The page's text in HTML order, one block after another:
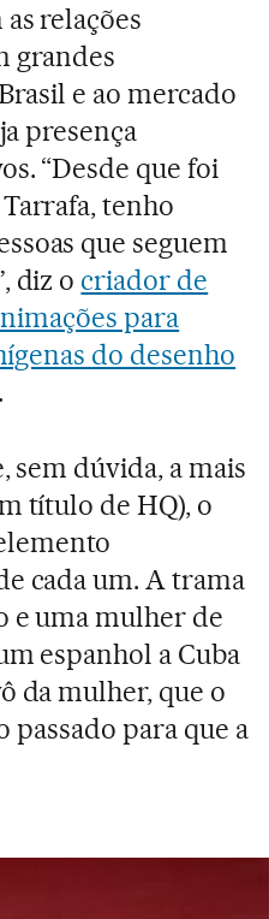
relações
grandes
e ao mercado
presença
“Desde que foi
tenho
que seguem
diz o criador de
para
do desenho
sem dúvida, a mais
título de HQ), o
cada um. A trama
e uma mulher de
espanhol a Cuba
da mulher, que o
passado para que a